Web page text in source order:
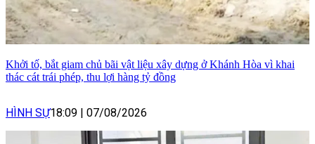
Khởi tố, bắt giam chủ bãi vật liệu xây dựng ở Khánh Hòa vì khai
thác cát trái phép, thu lợi hàng tỷ đồng
HÌNH SỰ18:09 | 07/08/2026